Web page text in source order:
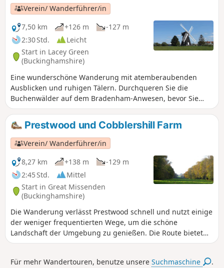
Verein/ Wanderführer/in
7,50 km
+126 m
-127 m
2:30 Std.
Leicht
Start in Lacey Green
(Buckinghamshire)
Eine wunderschöne Wanderung mit atemberaubenden
Ausblicken und ruhigen Tälern. Durchqueren Sie die
Buchenwälder auf dem Bradenham-Anwesen, bevor Sie
einem Abschnitt des Grims Dyke folgen. Sie können auch
eine der wichtigsten Sehenswürdigkeiten der Chiltern
Society sehen, die Lacey Green Windmill.
Prestwood und Cobblershill Farm
Verein/ Wanderführer/in
8,27 km
+138 m
-129 m
2:45 Std.
Mittel
Start in Great Missenden
(Buckinghamshire)
Die Wanderung verlässt Prestwood schnell und nutzt einige
der weniger frequentierten Wege, um die schöne
Landschaft der Umgebung zu genießen. Die Route bietet
schöne Ausblicke auf Wiesen, Waldspaziergänge und führt
Für mehr Wandertouren, benutze unsereSuchmaschine .